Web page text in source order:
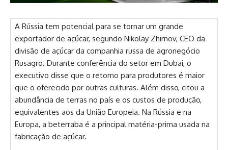
A Rússia tem potencial para se tornar um grande
exportador de açúcar, segundo Nikolay Zhirnov, CEO da
divisão de açúcar da companhia russa de agronegócio
Rusagro. Durante conferência do setor em Dubai, o
executivo disse que o retorno para produtores é maior
que o oferecido por outras culturas. Além disso, citou a
abundância de terras no país e os custos de produção,
equivalentes aos da União Europeia. Na Rússia e na
Europa, a beterraba é a principal matéria-prima usada na
fabricação de açúcar.